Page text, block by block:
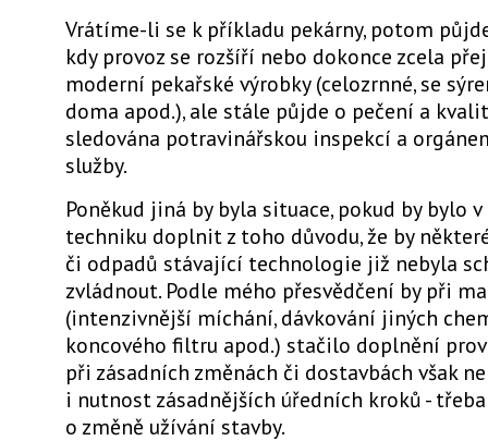
Vrátíme-li se k příkladu pekárny, potom
kdy provoz se rozšíří nebo dokonce zcela
moderní pekařské výrobky (celozrnné, se
doma apod.), ale stále půjde o pečení a
sledována potravinářskou inspekcí a
služby.
Poněkud jiná by byla situace, pokud by bylo v
techniku doplnit z toho důvodu, že by
či odpadů stávající technologie již nebyla
zvládnout. Podle mého přesvědčení by při
(intenzivnější míchání, dávkování jiných
koncového filtru apod.) stačilo doplnění
při zásadních změnách či dostavbách však
i nutnost zásadnějších úředních kroků -
o změně užívání stavby.